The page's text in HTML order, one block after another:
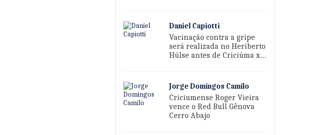
Daniel Capiotti
Vacinação contra a gripe
será realizada no Heriberto
Hülse antes de Criciúma x
Jorge Domingos Camilo
Criciumense Roger Vieira
vence o Red Bull Gênova
Cerro Abajo